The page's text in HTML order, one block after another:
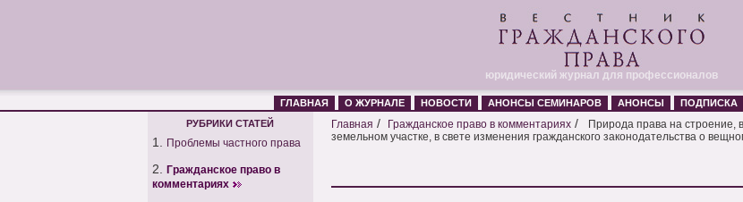
юридический журнал для профессионалов
ГЛАВНАЯ О ЖУРНАЛЕ НОВОСТИ АНОНСЫ СЕМИНАРОВ АНОНСЫ ПОДПИСКА
РУБРИКИ СТАТЕЙ
1. Проблемы частного права
2.
Гражданское право в
комментариях
Главная / Гражданское право в комментариях/
Природа права на строение,
земельном участке, в свете изменения гражданского законодательства о